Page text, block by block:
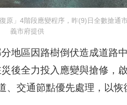
原」4階段應變程序，昨(9)日全數搶通
義市府提供
地區因路樹倒伏造成道路
後全力投入應變與搶修，
、交通節點優先處理，以恢